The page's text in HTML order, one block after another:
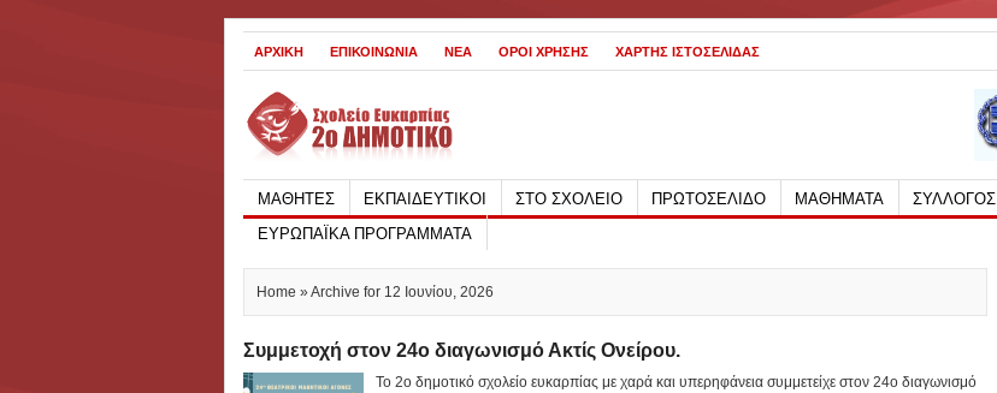
ΑΡΧΙΚΗ ΕΠΙΚΟΙΝΩΝΙΑ ΝΕΑ ΟΡΟΙ ΧΡΗΣΗΣ ΧΑΡΤΗΣ ΙΣΤΟΣΕΛΙΔΑΣ
ΜΑΘΗΤΕΣ ΕΚΠΑΙΔΕΥΤΙΚΟΙ ΣΤΟ ΣΧΟΛΕΙΟ ΠΡΩΤΟΣΕΛΙΔΟ ΜΑΘΗΜΑΤΑ ΣΥΛΛΟΓΟΣ
ΕΥΡΩΠΑΪΚΑ ΠΡΟΓΡΑΜΜΑΤΑ
Home » Archive for 12 Ιουνίου, 2026
Συμμετοχή στον 24ο διαγωνισμό Ακτίς Ονείρου.
Το 2ο δημοτικό σχολείο ευκαρπίας με χαρά και υπερηφάνεια συμμετείχε στον 24ο διαγωνισμό